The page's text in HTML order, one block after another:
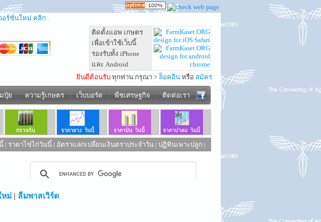
อร์ชั่นใหม่ คลิก..
ติดตั้งแอพ เกษตร
เพื่อเข้าใช้เว็บนี้
รองรับทั้ง iPhone
และ Android
ยินดีต้อนรับ ทุกท่าน กรุณา > ล็อคอิน หรือ สมัคร
ปุ๋ย ความรู้เกษตร เว็บบอร์ด พืชเศรษฐกิจ ติดต่อเรา
| ราคาไข่ไก่วันนี้ | อัตราแลกเปลี่ยนเงินตราประจำวัน | ปฏิทินเพาะปลูก |
หม่ | ลืมพาสเวิร์ด